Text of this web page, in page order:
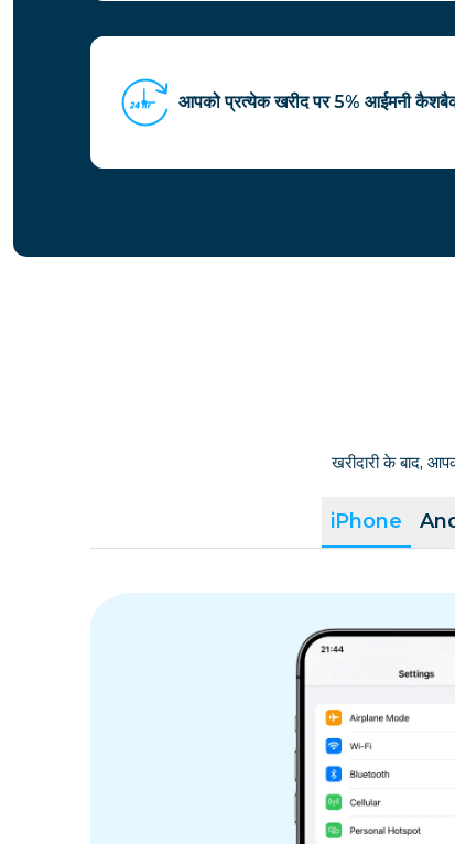
आपको प्रत्येक खरीद पर 5% आईमनी
खरीदारी के बाद,
iPhone